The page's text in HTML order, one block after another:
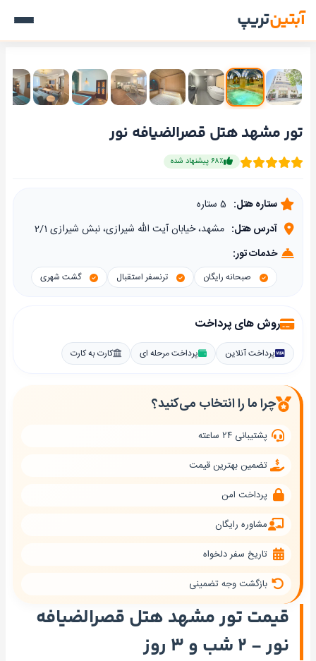
آبتینتریپ
قیمت تور مشهد هتل قصرالضیافه
نور - ۲ شب و ۳ روز
تور مشهد هتل قصرالضیافه نور
۶۸٪ پیشنهاد شده
ستاره هتل:
آدرس هتل: مشهد‍‍، خیابان آیت الله شیرازی، نبش شیرازی 2/1
خدمات تور:
صبحانه رایگان ترنسفر استقبال گشت شهری
روش های پرداخت
پرداخت آنلاین پرداخت مرحله ای کارت به کارت
چرا ما را انتخاب می‌کنید؟
پشتیبانی ۲۴ ساعته
تضمین بهترین قیمت
پرداخت امن
مشاوره رایگان
تاریخ سفر دلخواه
بازگشت وجه تضمینی